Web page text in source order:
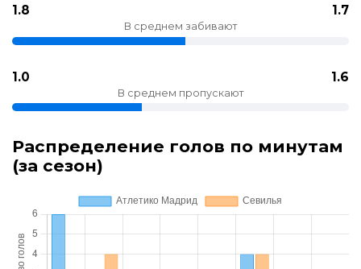
1.8 1.7
В среднем забивают
1.0 1.6
В среднем пропускают
Распределение голов по минутам
(за сезон)